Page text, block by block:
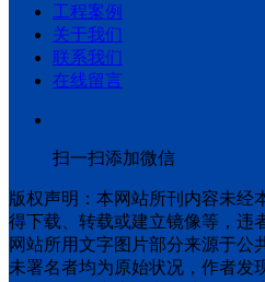
工程案例
关于我们
联系我们
在线留言
扫一扫添加微信
版权声明：本网站所刊内容未经
得下载、转载或建立镜像等，违
网站所用文字图片部分来源于公
未署名者均为原始状况，作者发